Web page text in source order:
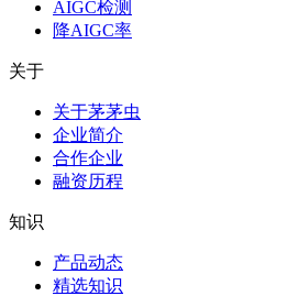
AIGC检测
降AIGC率
关于
关于茅茅虫
企业简介
合作企业
融资历程
知识
产品动态
精选知识